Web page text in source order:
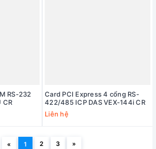
RS-232
CR
Card PCI Express 4 cổng RS-
422/485 ICP DAS VEX-144i CR
Liên hệ
« 1 2 3 »